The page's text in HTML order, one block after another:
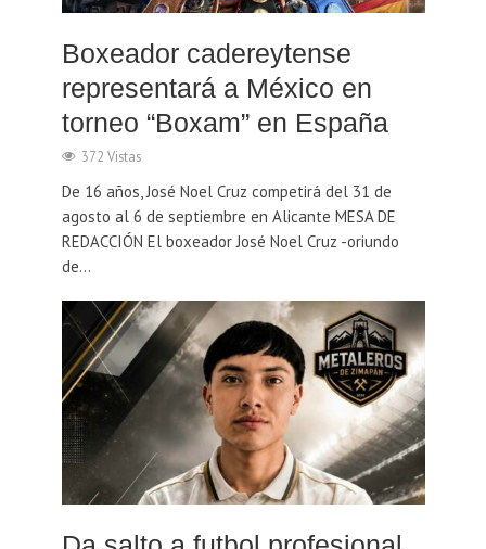
Boxeador cadereytense
representará a México en
torneo “Boxam” en España
372 Vistas
De 16 años, José Noel Cruz competirá del 31 de
agosto al 6 de septiembre en Alicante MESA DE
REDACCIÓN El boxeador José Noel Cruz -oriundo
de...